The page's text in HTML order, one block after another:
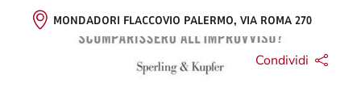
MONDADORI FLACCOVIO PALERMO, VIA ROMA 270
Condividi